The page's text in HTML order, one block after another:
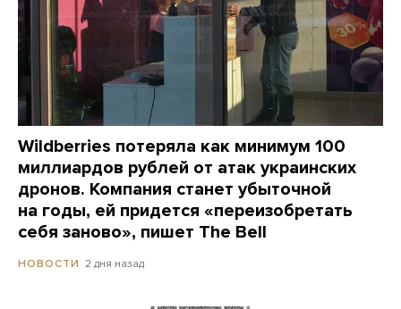
Wildberries потеряла как минимум 100
миллиардов рублей от атак украинских
дронов. Компания станет убыточной
на годы, ей придется «переизобретать
себя заново», пишет The Bell
НОВОСТИ 2 дня назад